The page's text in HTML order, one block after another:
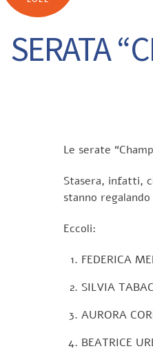
SERATA
Le serate
Stasera, infatti,
stanno
Eccoli:
FEDERICA
SILVIA
AURORA
BEATRICE